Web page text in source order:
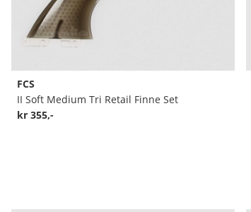
FCS
II Soft Medium Tri Retail Finne Set
kr 355,-